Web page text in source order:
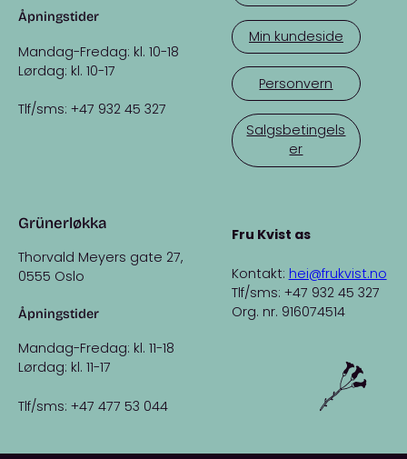
Åpningstider
Mandag-Fredag: kl. 10-18
Lørdag: kl. 10-17
Tlf/sms: +47 932 45 327
Grünerløkka
Thorvald Meyers gate 27,
0555 Oslo
Åpningstider
Mandag-Fredag: kl. 11-18
Lørdag: kl. 11-17
Tlf/sms: +47 477 53 044
Min kundeside
Personvern
Salgsbetingels
er
Fru Kvist as
Kontakt: hei@frukvist.no
Tlf/sms: +47 932 45 327
Org. nr. 916074514